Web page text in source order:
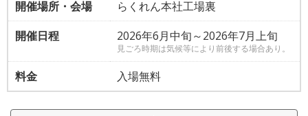
開催場所・会場
らくれん本社工場裏
開催日程
2026年6月中旬～2026年7月上旬
見ごろ時期は気候等により前後する場合あり。
料金 入場無料